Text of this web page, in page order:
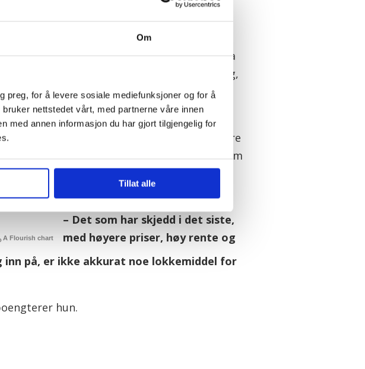
Om
preg, for å levere sosiale mediefunksjoner og for å
nettstedet vårt, med partnerne våre innen
med annen informasjon du har gjort tilgjengelig for
Tillat alle
A Flourish chart
– Alle skal vite hva de sitter igjen
med når vi styrer landet. Vi må ha
en klar sosialdemokratisk retning,
som skiller seg tydelig fra det
borgerlige alternativet.
Hoem mener partiet må prioritere
den neste generasjonen – gjennom
boligpolitikken og skole- og
studiepolitikken.
– Det som har skjedd i det siste,
med høyere priser, høy rente og
på, er ikke akkurat noe lokkemiddel for
hun.